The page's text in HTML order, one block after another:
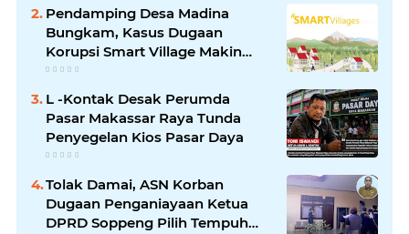
Pendamping Desa Madina
Bungkam, Kasus Dugaan
Korupsi Smart Village Makin
Jadi Sorotan
L -Kontak Desak Perumda
Pasar Makassar Raya Tunda
Penyegelan Kios Pasar Daya
Tolak Damai, ASN Korban
Dugaan Penganiayaan Ketua
DPRD Soppeng Pilih Tempuh